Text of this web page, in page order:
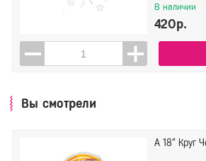
В наличии
420р.
Вы смотрели
А 18" Круг